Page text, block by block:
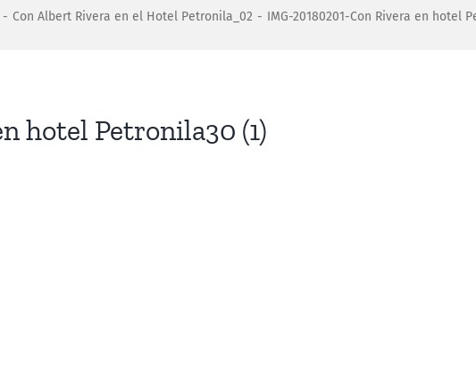
Con Albert Rivera en el Hotel Petronila_02 IMG-20180201-Con Rivera en hotel
hotel Petronila30 (1)